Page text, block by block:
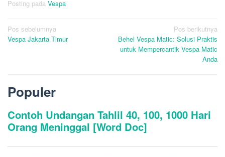
Posting pada Vespa
Navigasi
pos
Pos sebelumnya
Vespa Jakarta Timur
Pos berikutnya
Behel Vespa Matic: Solusi Praktis
untuk Mempercantik Vespa Matic
Anda
Populer